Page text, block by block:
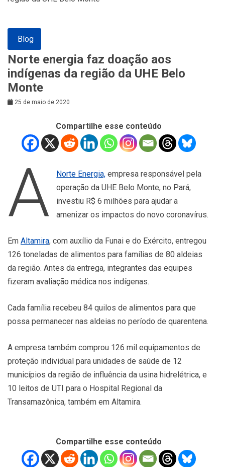
Blog
Norte energia faz doação aos
indígenas da região da UHE Belo
Monte
25 de maio de 2020
Compartilhe esse conteúdo
A Norte Energia, empresa responsável pela
operação da UHE Belo Monte, no Pará,
investiu R$ 6 milhões para ajudar a
amenizar os impactos do novo coronavírus.
Em Altamira, com auxílio da Funai e do Exército, entregou
126 toneladas de alimentos para famílias de 80 aldeias
da região. Antes da entrega, integrantes das equipes
fizeram avaliação médica nos indígenas.
Cada família recebeu 84 quilos de alimentos para que
possa permanecer nas aldeias no período de quarentena.
A empresa também comprou 126 mil equipamentos de
proteção individual para unidades de saúde de 12
municípios da região de influência da usina hidrelétrica, e
10 leitos de UTI para o Hospital Regional da
Transamazônica, também em Altamira.
Compartilhe esse conteúdo